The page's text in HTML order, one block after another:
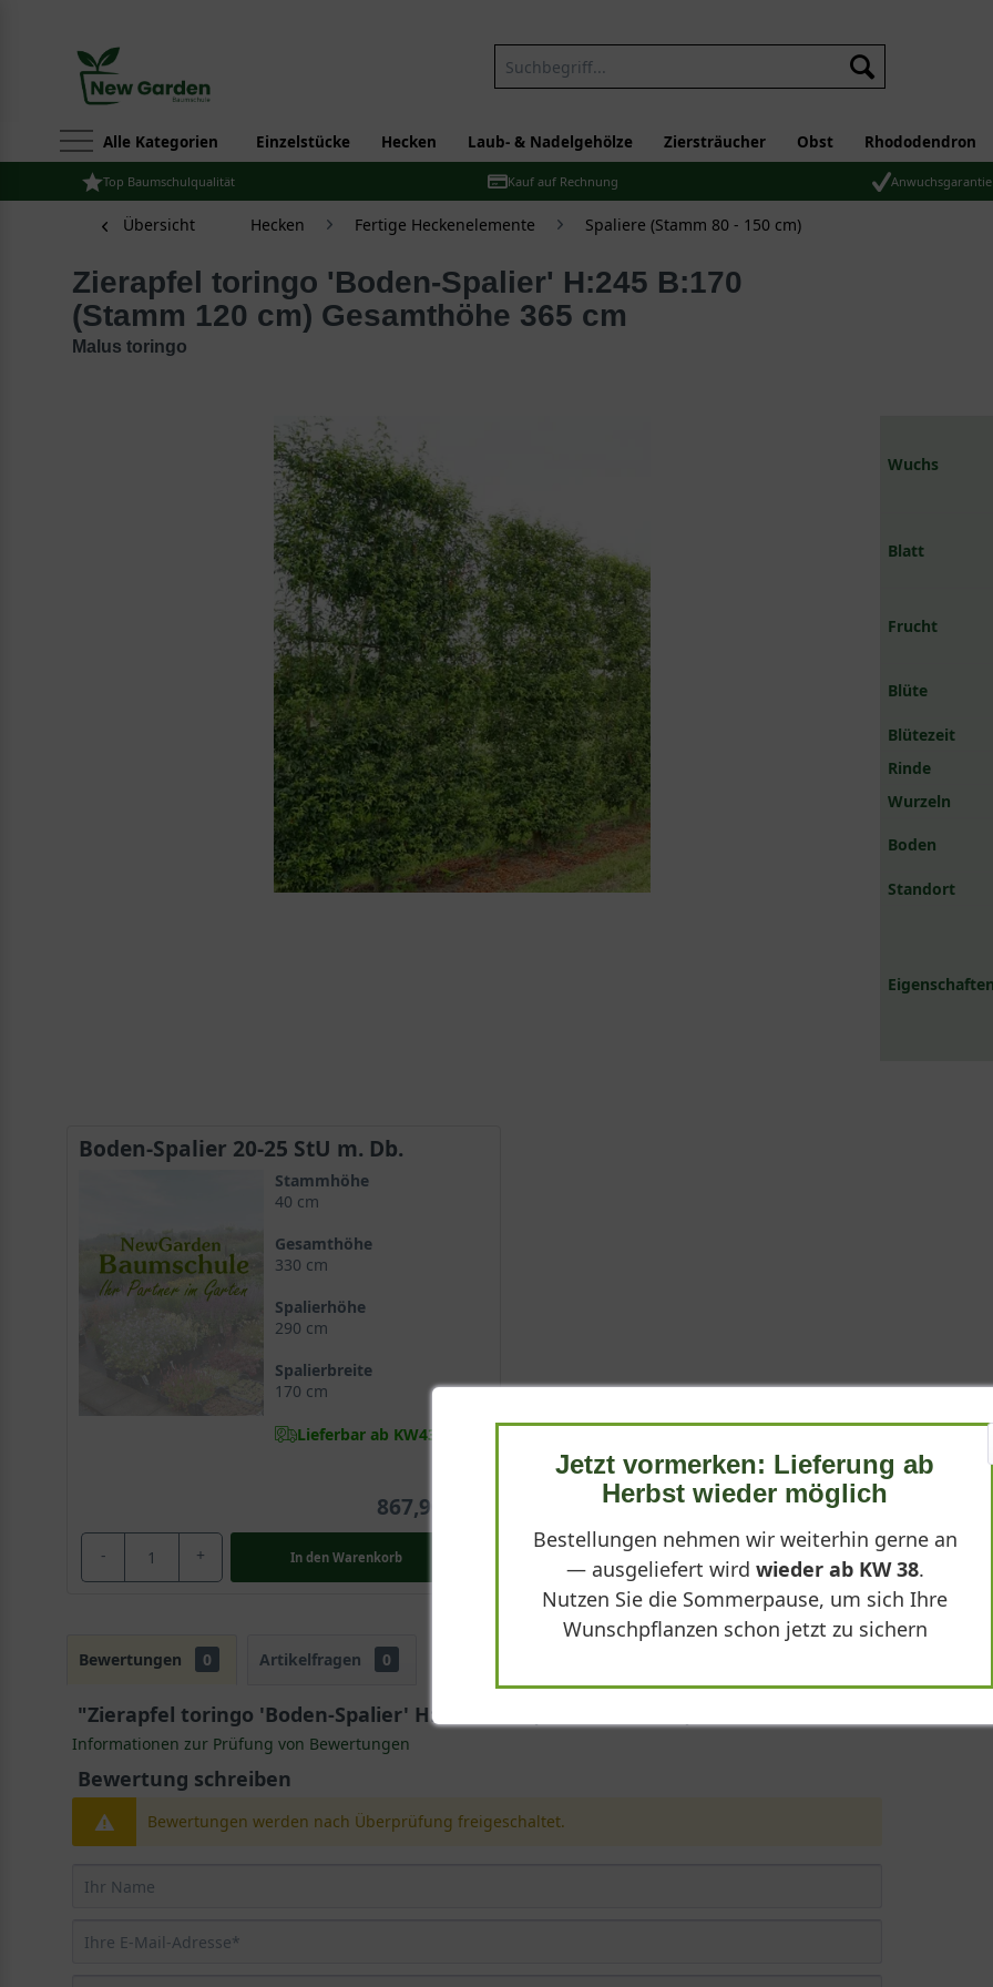
Alle Kategorien Einzelstücke Hecken Laub- & Nadelgehölze Ziersträucher Obst Rhododendron
Top Baumschulqualität Kauf auf Rechnung Anwuchsgarantie
Übersicht Hecken Fertige Heckenelemente Spaliere (Stamm 80 - 150 cm)
Zierapfel toringo 'Boden-Spalier' H:245 B:170
(Stamm 120 cm) Gesamthöhe 365 cm
Malus toringo
Wuchs
Blatt
Frucht
Blüte
Blütezeit
Rinde
Wurzeln
Boden
Standort
Boden-Spalier 20-25 StU m. Db.
Stammhöhe
40 cm
Gesamthöhe
330 cm
Spalierhöhe
290 cm
Spalierbreite
170 cm
Lieferbar ab KW43
867,90 €
- + In den Warenkorb
Bewertungen 0 Artikelfragen 0
"Zierapfel toringo 'Boden-Spalier' H:245 B:170 (Stamm 120 cm) Gesamthöhe 365 cm - Malus
Informationen zur Prüfung von Bewertungen
Bewertung schreiben
Bewertungen werden nach Überprüfung freigeschaltet.
Jetzt vormerken: Lieferung ab
Herbst wieder möglich
Bestellungen nehmen wir weiterhin gerne an
— ausgeliefert wird wieder ab KW 38.
Nutzen Sie die Sommerpause, um sich Ihre
Wunschpflanzen schon jetzt zu sichern